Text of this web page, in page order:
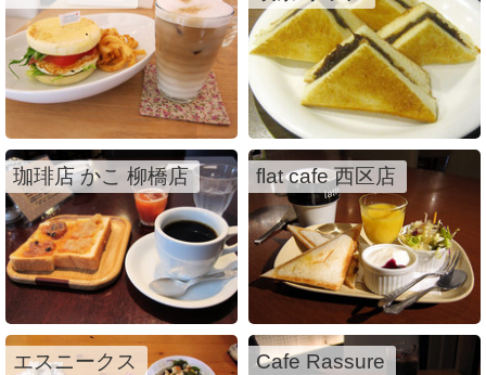
珈琲店 かこ 柳橋店 flat cafe 西区店
エスニークス Cafe Rassure